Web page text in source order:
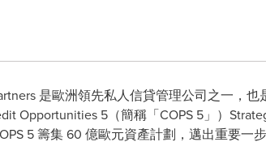
是歐洲領先私人信貸管理公司之一，
Opportunities 5（簡稱「COPS 5」）
5 籌集 60 億歐元資產計劃，邁出重要一